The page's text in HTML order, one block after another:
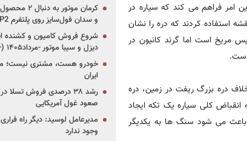
امر فراهم می کند که سیاره در
استفاده کردند که دره را نشان
مریخ است اما گرند کانیون در
دره بزرگ ریفت در زمین، دره
کلی سیاره یک تکه ایجاد
می شود سنگ ها به یکدیگر
و سدان فول‌سایز روی پلتفرم KP2
شروع فروش کامیون و کشنده
دیزل و سیبا موتور -مرداد۱۴۰۵ (+قیمت و شرایط)
خودرو هست، مشتری نیست؛
ایران
رشد ۳۸ درصدی فروش
صعود غول آمریکایی
مدیرعامل لوسید: دیگر راه
وجود ندارد